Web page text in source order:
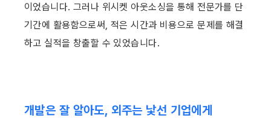
이었습니다. 그러나 위시켓 아웃소싱을 통해 전문가를 단
기간에 활용함으로써, 적은 시간과 비용으로 문제를 해결
하고 실적을 창출할 수 있었습니다.
개발은 잘 알아도, 외주는 낯선 기업에게